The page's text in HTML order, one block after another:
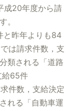
成20年度から請
。
と昨年よりも84
は請求件数，支
類される「道路
給65件
件数，支給決定
れる「自動車運